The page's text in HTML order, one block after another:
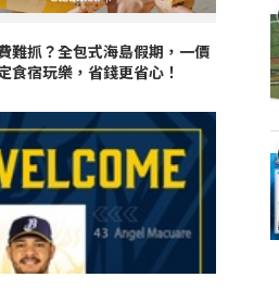
難抓？全包式海島假期，一價
食宿玩樂，省錢更省心！